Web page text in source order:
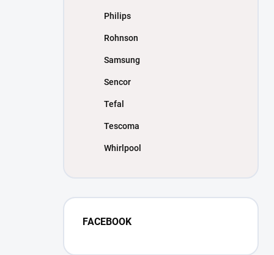
Philips
Rohnson
Samsung
Sencor
Tefal
Tescoma
Whirlpool
FACEBOOK